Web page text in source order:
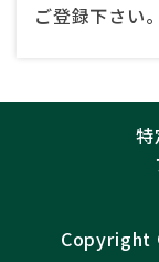
ご登録下さい。
Copyright